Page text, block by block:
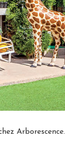
Arborescence.